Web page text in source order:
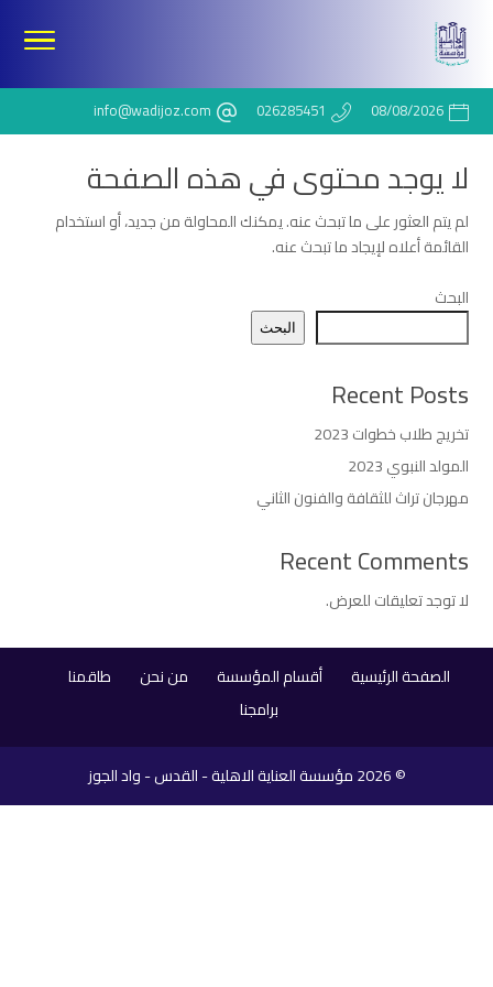
08/08/2026
026285451
info@wadijoz.com
لا يوجد محتوى في هذه الصفحة
لم يتم العثور على ما تبحث عنه. يمكنك المحاولة من جديد، أو استخدام
القائمة أعلاه لإيجاد ما تبحث عنه.
البحث
البحث
Recent Posts
تخريج طلاب خطوات 2023
المولد النبوي 2023
مهرجان تراث للثقافة والفنون الثاني
Recent Comments
لا توجد تعليقات للعرض.
الصفحة الرئيسية أقسام المؤسسة من نحن
طاقمنا
برامجنا
© 2026 مؤسسة العناية الاهلية - القدس - واد الجوز